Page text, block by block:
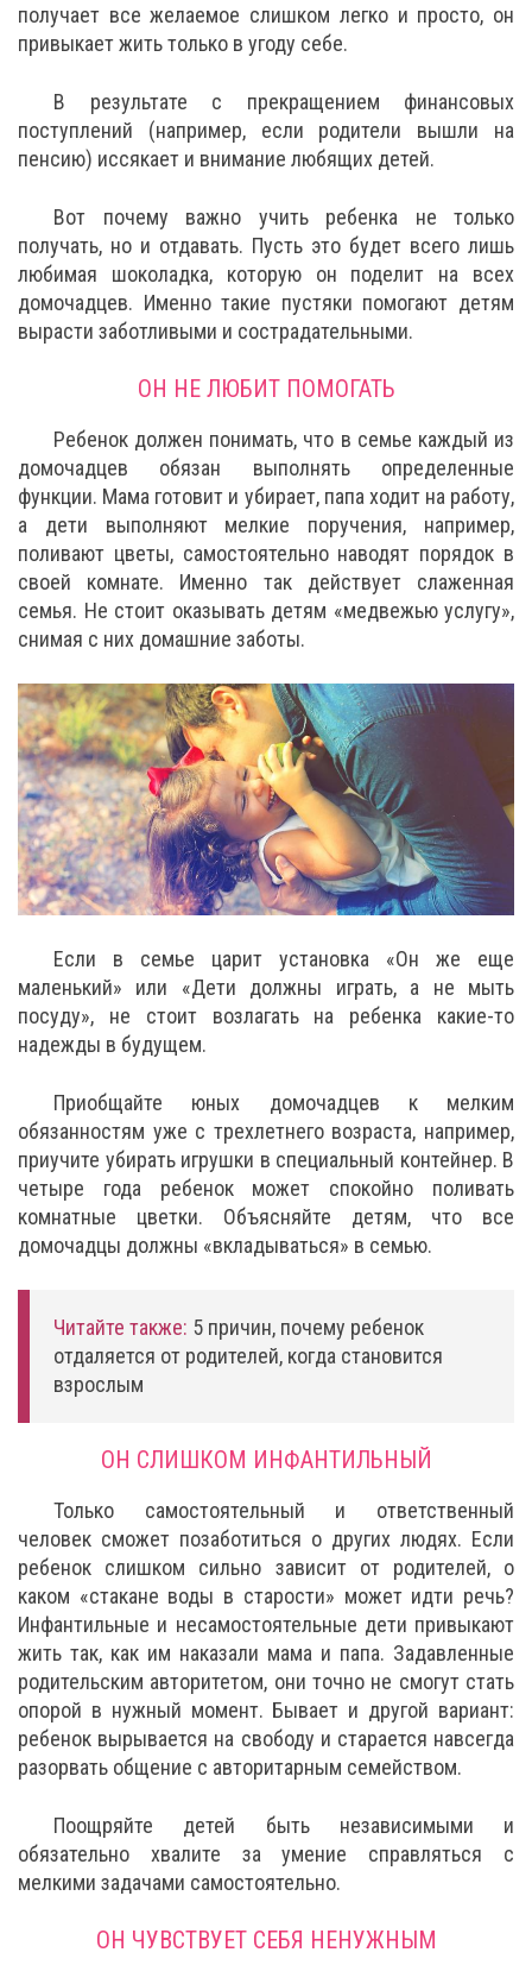
получает все желаемое слишком легко и просто, он
привыкает жить только в угоду себе.
В результате с прекращением финансовых
поступлений (например, если родители вышли на
пенсию) иссякает и внимание любящих детей.
Вот почему важно учить ребенка не только
получать, но и отдавать. Пусть это будет всего лишь
любимая шоколадка, которую он поделит на всех
домочадцев. Именно такие пустяки помогают детям
вырасти заботливыми и сострадательными.
ОН НЕ ЛЮБИТ ПОМОГАТЬ
Ребенок должен понимать, что в семье каждый из
домочадцев обязан выполнять определенные
функции. Мама готовит и убирает, папа ходит на работу,
а дети выполняют мелкие поручения, например,
поливают цветы, самостоятельно наводят порядок в
своей комнате. Именно так действует слаженная
семья. Не стоит оказывать детям «медвежью услугу»,
снимая с них домашние заботы.
Если в семье царит установка «Он же еще
маленький» или «Дети должны играть, а не мыть
посуду», не стоит возлагать на ребенка какие-то
надежды в будущем.
Приобщайте юных домочадцев к мелким
обязанностям уже с трехлетнего возраста, например,
приучите убирать игрушки в специальный контейнер. В
четыре года ребенок может спокойно поливать
комнатные цветки. Объясняйте детям, что все
домочадцы должны «вкладываться» в семью.
Читайте также: 5 причин, почему ребенок
отдаляется от родителей, когда становится
взрослым
ОН СЛИШКОМ ИНФАНТИЛЬНЫЙ
Только самостоятельный и ответственный
человек сможет позаботиться о других людях. Если
ребенок слишком сильно зависит от родителей, о
каком «стакане воды в старости» может идти речь?
Инфантильные и несамостоятельные дети привыкают
жить так, как им наказали мама и папа. Задавленные
родительским авторитетом, они точно не смогут стать
опорой в нужный момент. Бывает и другой вариант:
ребенок вырывается на свободу и старается навсегда
разорвать общение с авторитарным семейством.
Поощряйте детей быть независимыми и
обязательно хвалите за умение справляться с
мелкими задачами самостоятельно.
ОН ЧУВСТВУЕТ СЕБЯ НЕНУЖНЫМ